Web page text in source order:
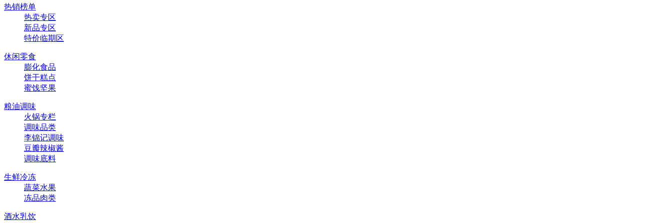
热销榜单
热卖专区
新品专区
特价临期区
休闲零食
膨化食品
饼干糕点
蜜饯坚果
粮油调味
火锅专栏
调味品类
李锦记调味
豆瓣辣椒酱
调味底料
生鲜冷冻
蔬菜水果
冻品肉类
酒水乳饮